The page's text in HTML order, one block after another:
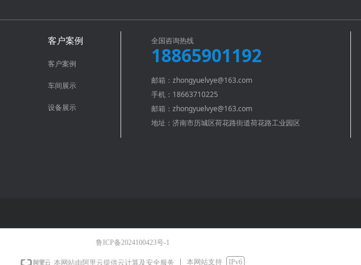
客户案例 全国咨询热线
18865901192
邮箱：zhongyuelvye@163.com
手机：18663710225
邮箱：zhongyuelvye@163.com
地址：济南市历城区荷花路街道荷花路工业园区
客户案例
车间展示
设备展示
鲁ICP备2024100423号-1
本网站由阿里云提供云计算及安全服务 本网站支持 IPv6